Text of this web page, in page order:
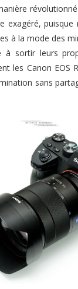
exagéré,
à la mode des
à sortir leurs
les Canon EOS
sans